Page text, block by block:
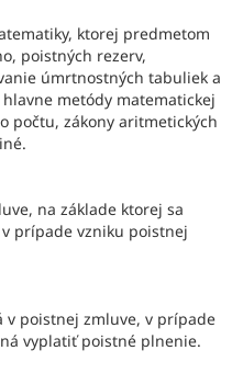
ktorej predmetom
poistných rezerv,
úmrtnostných tabuliek a
metódy matematickej
počtu, zákony aritmetických
na základe ktorej sa
prípade vzniku poistnej
poistnej zmluve, v prípade
vyplatiť poistné plnenie.